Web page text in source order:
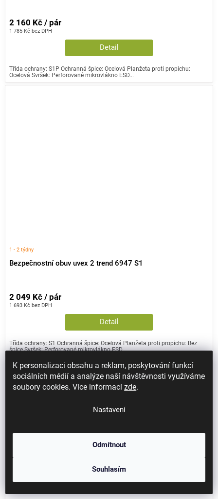
K personalizaci obsahu a reklam, poskytování funkcí
sociálních médií a analýze naší návštěvnosti využíváme
soubory cookies. Více informacízde.
Nastavení
Odmítnout
Souhlasím
1 785 Kč bez DPH
2 160 Kč / pár
Detail
Třída ochrany: S1P Ochranná špice: Ocelová Planžeta proti propichu:
Ocelová Svršek: Perforované mikrovlákno ESD...
Bezpečnostní obuv uvex 2 trend 6947 S1
1 - 2 týdny
1 693 Kč bez DPH
2 049 Kč / pár
Detail
Třída ochrany: S1 Ochranná špice: Ocelová Planžeta proti propichu: Bez
špice Svršek: Perforované mikrovlákno ESD...